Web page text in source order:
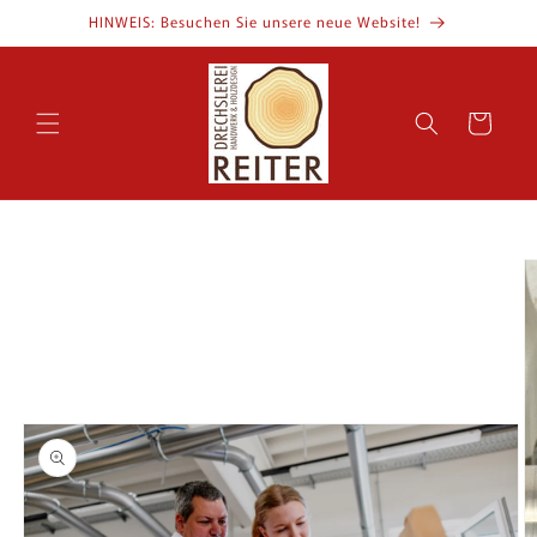
Inhalt
HINWEIS: Besuchen Sie unsere neue Website!
Warenkorb